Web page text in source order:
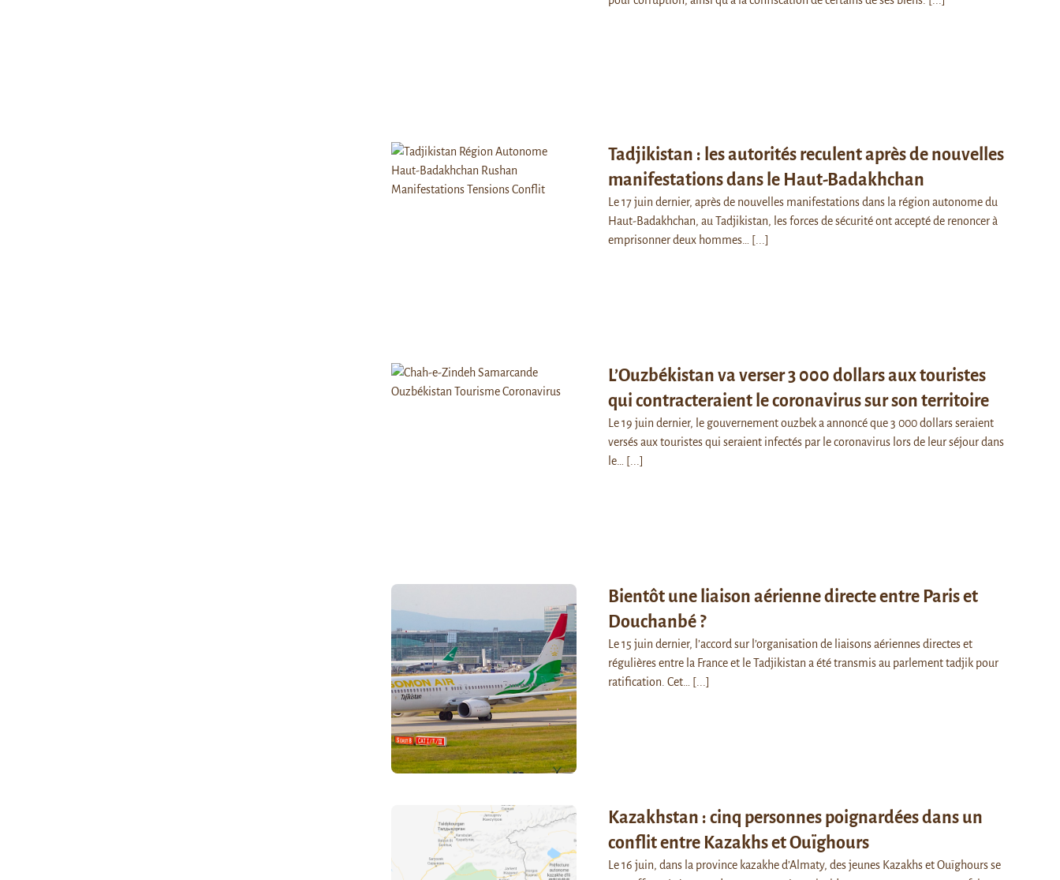
Tadjikistan : les autorités reculent après de nouvelles
manifestations dans le Haut-Badakhchan
Le 17 juin dernier, après de nouvelles manifestations dans la région autonome du
Haut-Badakhchan, au Tadjikistan, les forces de sécurité ont accepté de renoncer à
emprisonner deux hommes…
[...]
L’Ouzbékistan va verser 3 000 dollars aux touristes
qui contracteraient le coronavirus sur son territoire
Le 19 juin dernier, le gouvernement ouzbek a annoncé que 3 000 dollars seraient
versés aux touristes qui seraient infectés par le coronavirus lors de leur séjour dans
le…
[...]
Bientôt une liaison aérienne directe entre Paris et
Douchanbé ?
Le 15 juin dernier, l’accord sur l’organisation de liaisons aériennes directes et
régulières entre la France et le Tadjikistan a été transmis au parlement tadjik pour
ratification. Cet…
[...]
Kazakhstan : cinq personnes poignardées dans un
conflit entre Kazakhs et Ouïghours
Le 16 juin, dans la province kazakhe d’Almaty, des jeunes Kazakhs et Ouïghours se